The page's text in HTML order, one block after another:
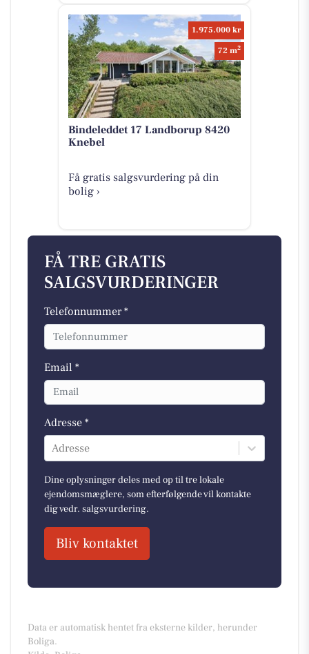
1.975.000 kr
72 m2
Bindeleddet 17 Landborup 8420
Knebel
Få gratis salgsvurdering på din
bolig ›
FÅ TRE GRATIS
SALGSVURDERINGER
Telefonnummer *
Email *
Adresse *
Adresse
Dine oplysninger deles med op til tre lokale
ejendomsmæglere, som efterfølgende vil kontakte
dig vedr. salgsvurdering.
Bliv kontaktet
Data er automatisk hentet fra eksterne kilder, herunder
Boliga.